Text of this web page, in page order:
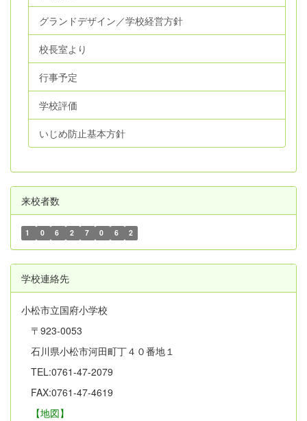
グランドデザイン／学校経営方針
校長室より
行事予定
学校評価
いじめ防止基本方針
来校者数
1 0 6 2 7 0 6 2
学校連絡先
小松市立国府小学校
〒923-0053
石川県小松市河田町丁４０番地１
TEL:0761-47-2079
FAX:0761-47-4619
【地図】